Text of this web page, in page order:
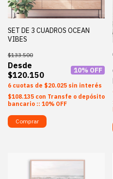
SET DE 3 CUADROS OCEAN
VIBES
$120.150
$133.500
10% OFF
6 $20.025 sin interés
$108.135 con Transfe o depósito
bancario :: 10% OFF
Comprar